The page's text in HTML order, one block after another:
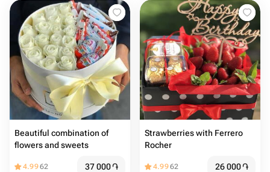
Beautiful combination of
flowers and sweets ￼
4.9962 37 000֏
Strawberries with Ferrero
Rocher
4.9962 26 000֏